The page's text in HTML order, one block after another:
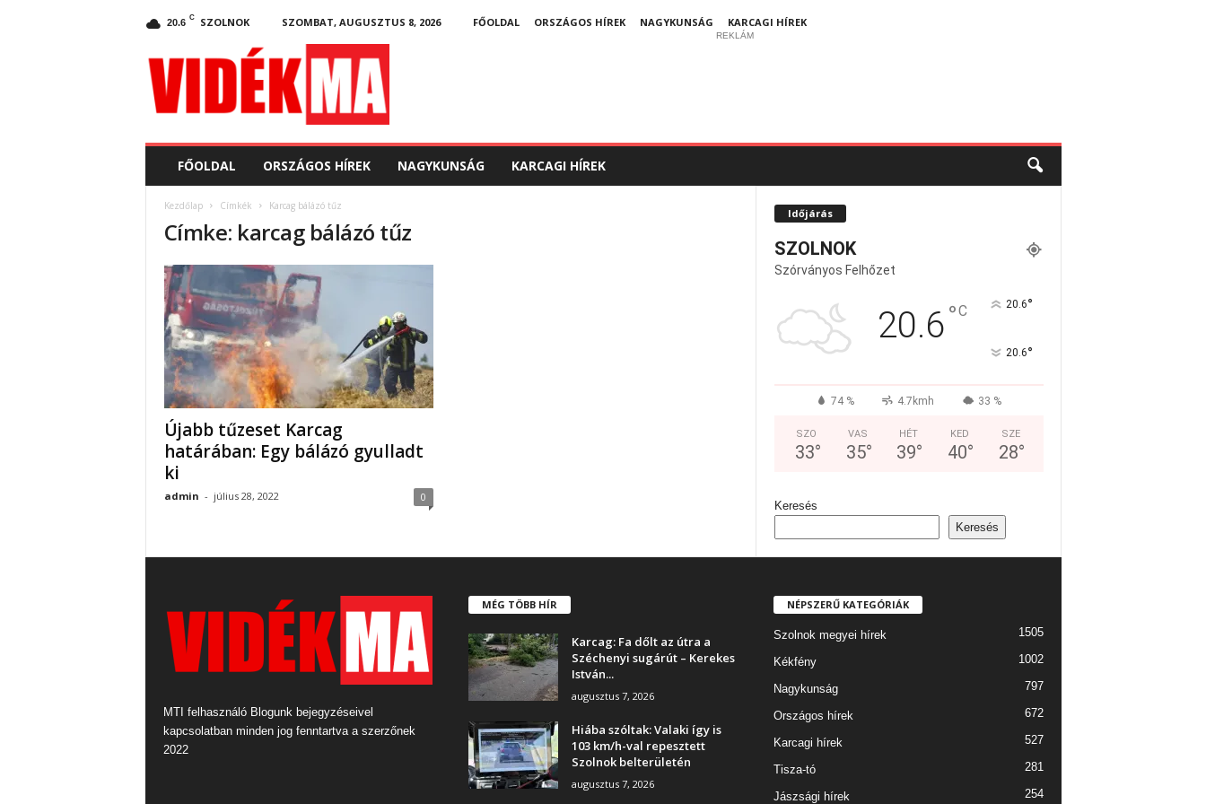
20.6 C SZOLNOK SZOMBAT, AUGUSZTUS 8, 2026 FŐOLDAL ORSZÁGOS HÍREK NAGYKUNSÁG
KARCAGI HÍREK
d
REKLÁM
FŐOLDAL ORSZÁGOS HÍREK NAGYKUNSÁG KARCAGI HÍREK
Kezdőlap Címkék Karcag bálázó tűz
Címke: karcag bálázó tűz
Újabb tűzeset Karcag
határában: Egy bálázó gyulladt
ki
admin - július 28, 2022 0
Időjárás
SZOLNOK
Szórványos Felhőzet
20.6°C 20.6°
20.6°
74 % 4.7kmh 33 %
SZO
33°
VAS
35°
HÉT
39°
KED
40°
SZE
28°
Keresés
Keresés
MTI felhasználó Blogunk bejegyzéseivel
kapcsolatban minden jog fenntartva a szerzőnek
2022
MÉG TÖBB HÍR
Karcag: Fa dőlt az útra a
Széchenyi sugárút – Kerekes
István...
augusztus 7, 2026
Hiába szóltak: Valaki így is
103 km/h-val repesztett
Szolnok belterületén
augusztus 7, 2026
NÉPSZERŰ KATEGÓRIÁK
Szolnok megyei hírek 1505
Kékfény 1002
Nagykunság 797
Országos hírek 672
Karcagi hírek 527
Tisza-tó 281
Jászsági hírek 254